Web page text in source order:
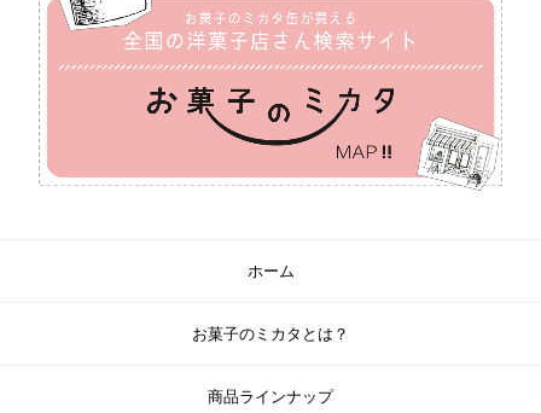
ホーム
お菓子のミカタとは？
商品ラインナップ